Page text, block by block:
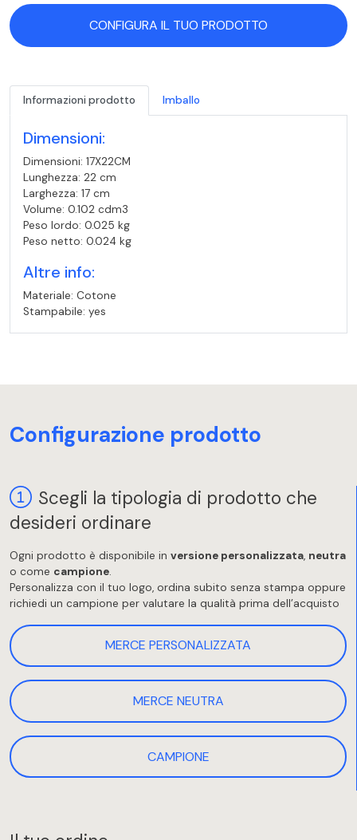
CONFIGURA IL TUO PRODOTTO
Informazioni prodotto Imballo
Dimensioni:
Dimensioni: 17X22CM
Lunghezza: 22 cm
Larghezza: 17 cm
Volume: 0.102 cdm3
Peso lordo: 0.025 kg
Peso netto: 0.024 kg
Altre info:
Materiale: Cotone
Stampabile: yes
Configurazione prodotto
Scegli la tipologia di prodotto che
desideri ordinare
Ogni prodotto è disponibile in versione personalizzata, neutra
o come campione.
Personalizza con il tuo logo, ordina subito senza stampa oppure
richiedi un campione per valutare la qualità prima dell’acquisto
MERCE PERSONALIZZATA
MERCE NEUTRA
CAMPIONE